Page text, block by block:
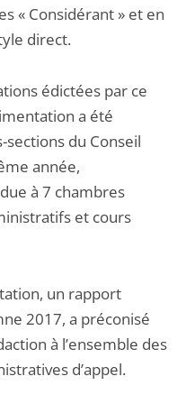
« Considérant » et en
direct.
édictées par ce
a été
du Conseil
année,
à 7 chambres
et cours
un rapport
2017, a préconisé
à l’ensemble des
d’appel.